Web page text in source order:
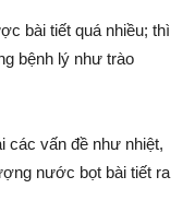
bài tiết quá nhiều; thì
bệnh lý như trào
các vấn đề như nhiệt,
nước bọt bài tiết ra